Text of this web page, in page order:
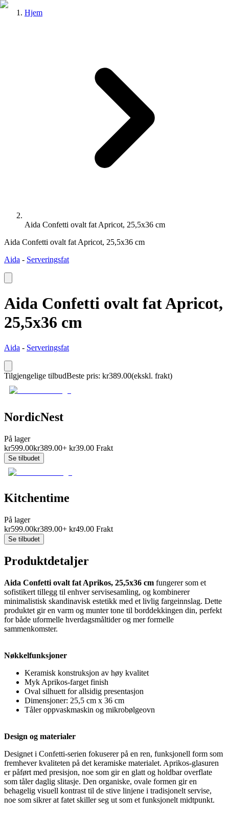
Hjem
Aida Confetti ovalt fat Apricot, 25,5x36 cm
Aida Confetti ovalt fat Apricot, 25,5x36 cm
Aida - Serveringsfat
Aida Confetti ovalt fat Apricot,
25,5x36 cm
Aida - Serveringsfat
Tilgjengelige tilbudBeste pris: kr389.00(ekskl. frakt)
NordicNest
På lager
kr599.00kr389.00+ kr39.00 Frakt
Se tilbudet
Kitchentime
På lager
kr599.00kr389.00+ kr49.00 Frakt
Se tilbudet
Produktdetaljer
Aida Confetti ovalt fat Aprikos, 25,5x36 cm fungerer som et
sofistikert tillegg til enhver servisesamling, og kombinerer
minimalistisk skandinavisk estetikk med et livlig fargeinnslag. Dette
produktet gir en varm og munter tone til borddekkingen din, perfekt
for både uformelle hverdagsmåltider og mer formelle
sammenkomster.
Nøkkelfunksjoner
Keramisk konstruksjon av høy kvalitet
Myk Aprikos-farget finish
Oval silhuett for allsidig presentasjon
Dimensjoner: 25,5 cm x 36 cm
Tåler oppvaskmaskin og mikrobølgeovn
Design og materialer
Designet i Confetti-serien fokuserer på en ren, funksjonell form som
fremhever kvaliteten på det keramiske materialet. Aprikos-glasuren
er påført med presisjon, noe som gir en glatt og holdbar overflate
som tåler daglig slitasje. Den organiske, ovale formen gir en
behagelig visuell kontrast til de stive linjene i tradisjonelt servise,
noe som sikrer at fatet skiller seg ut som et funksjonelt midtpunkt.